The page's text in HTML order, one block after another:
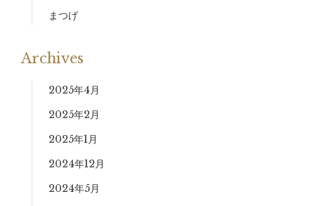
まつげ
Archives
2025年4月
2025年2月
2025年1月
2024年12月
2024年5月